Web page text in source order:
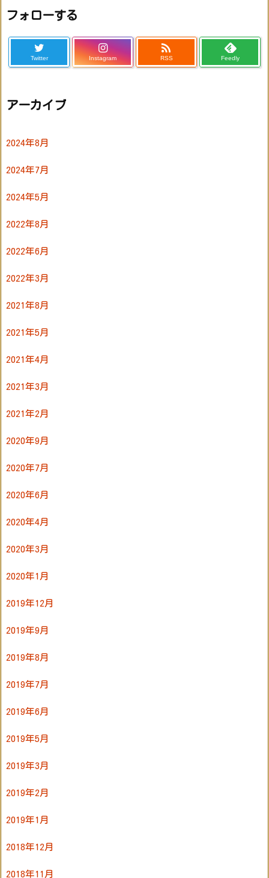
フォローする
Twitter Instagram

RSS Feedly
アーカイブ
2024年8月
2024年7月
2024年5月
2022年8月
2022年6月
2022年3月
2021年8月
2021年5月
2021年4月
2021年3月
2021年2月
2020年9月
2020年7月
2020年6月
2020年4月
2020年3月
2020年1月
2019年12月
2019年9月
2019年8月
2019年7月
2019年6月
2019年5月
2019年3月
2019年2月
2019年1月
2018年12月
2018年11月